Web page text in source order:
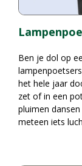
Ben je dol op
het hele jaar
zet of in een
pluimen
meteen iets